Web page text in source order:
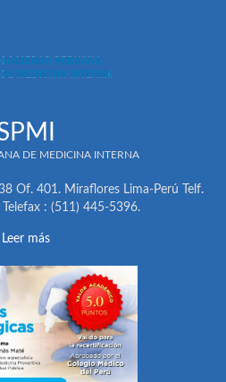
DE MEDICINA INTERNA
Of. 401. Miraflores Lima-Perú Telf.
: (511) 445-5396.
Leer más